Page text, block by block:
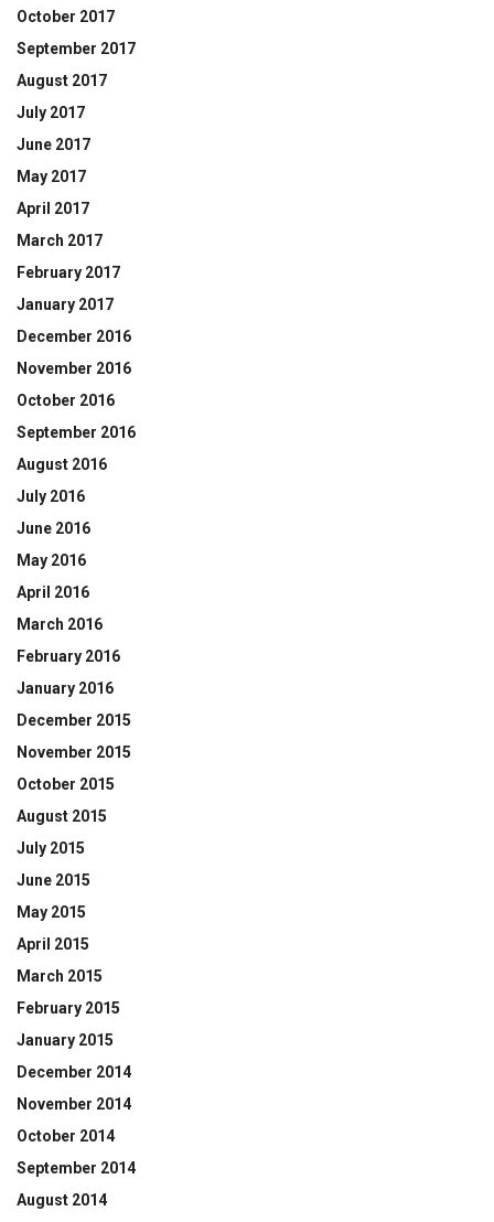
October 2017
September 2017
August 2017
July 2017
June 2017
May 2017
April 2017
March 2017
February 2017
January 2017
December 2016
November 2016
October 2016
September 2016
August 2016
July 2016
June 2016
May 2016
April 2016
March 2016
February 2016
January 2016
December 2015
November 2015
October 2015
August 2015
July 2015
June 2015
May 2015
April 2015
March 2015
February 2015
January 2015
December 2014
November 2014
October 2014
September 2014
August 2014